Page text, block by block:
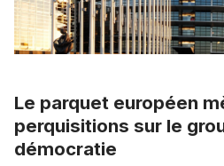
Le parquet européen
perquisitions sur le
démocratie